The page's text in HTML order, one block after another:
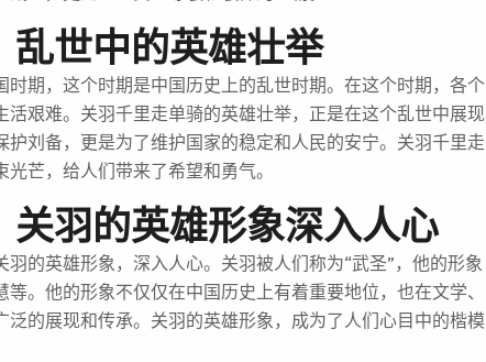
乱世中的英雄壮举
时期，这个时期是中国历史上的乱世时期。在这个时期，各个
活艰难。关羽千里走单骑的英雄壮举，正是在这个乱世中展现
护刘备，更是为了维护国家的稳定和人民的安宁。关羽千里走
芒，给人们带来了希望和勇气。
关羽的英雄形象深入人心
的英雄形象，深入人心。关羽被人们称为“武圣”，他的形象
。他的形象不仅仅在中国历史上有着重要地位，也在文学、
的展现和传承。关羽的英雄形象，成为了人们心目中的楷模